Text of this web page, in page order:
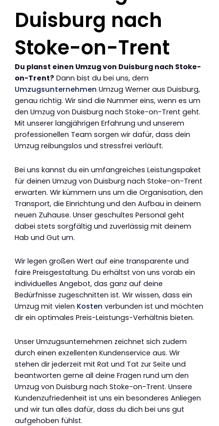
Duisburg nach
Stoke-on-Trent
Du planst einen Umzug von Duisburg nach Stoke-
on-Trent? Dann bist du bei uns, dem
Umzugsunternehmen Umzug Werner aus Duisburg,
genau richtig. Wir sind die Nummer eins, wenn es um
den Umzug von Duisburg nach Stoke-on-Trent geht.
Mit unserer langjährigen Erfahrung und unserem
professionellen Team sorgen wir dafür, dass dein
Umzug reibungslos und stressfrei verläuft.
Bei uns kannst du ein umfangreiches Leistungspaket
für deinen Umzug von Duisburg nach Stoke-on-Trent
erwarten. Wir kümmern uns um die Organisation, den
Transport, die Einrichtung und den Aufbau in deinem
neuen Zuhause. Unser geschultes Personal geht
dabei stets sorgfältig und zuverlässig mit deinem
Hab und Gut um.
Wir legen großen Wert auf eine transparente und
faire Preisgestaltung. Du erhältst von uns vorab ein
individuelles Angebot, das ganz auf deine
Bedürfnisse zugeschnitten ist. Wir wissen, dass ein
Umzug mit vielen Kosten verbunden ist und möchten
dir ein optimales Preis-Leistungs-Verhältnis bieten.
Unser Umzugsunternehmen zeichnet sich zudem
durch einen exzellenten Kundenservice aus. Wir
stehen dir jederzeit mit Rat und Tat zur Seite und
beantworten gerne all deine Fragen rund um den
Umzug von Duisburg nach Stoke-on-Trent. Unsere
Kundenzufriedenheit ist uns ein besonderes Anliegen
und wir tun alles dafür, dass du dich bei uns gut
aufgehoben fühlst.